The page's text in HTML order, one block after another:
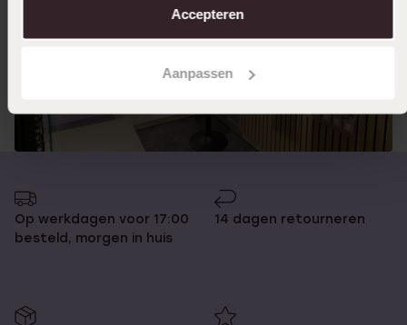
Accepteren
Aanpassen
Op werkdagen voor 17:00
besteld, morgen in huis
14 dagen retourneren